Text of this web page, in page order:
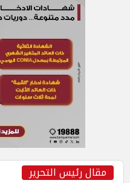
مقال رئيس التحرير